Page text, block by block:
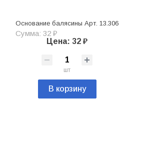
Основание балясины Арт. 13.306
Сумма: 32 ₽
Цена: 32 ₽
шт
В корзину